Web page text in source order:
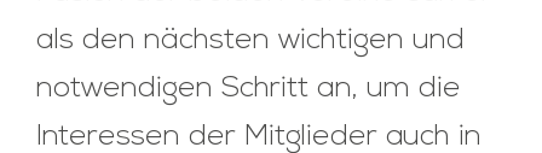
als den nächsten wichtigen und
notwendigen Schritt an, um die
Interessen der Mitglieder auch in